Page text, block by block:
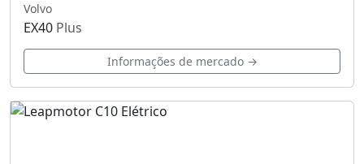
Volvo
EX40 Plus
Informações de mercado →